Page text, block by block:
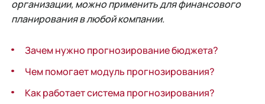
организации, можно применить для финансового
планирования в любой компании.
Зачем нужно прогнозирование бюджета?
Чем помогает модуль прогнозирования?
Как работает система прогнозирования?